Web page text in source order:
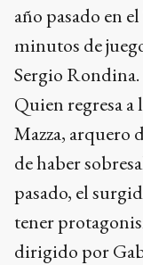
año pasado en
minutos de
Sergio Rondina.
Quien regresa a
Mazza, arquero
de haber
pasado, el
tener
dirigido por